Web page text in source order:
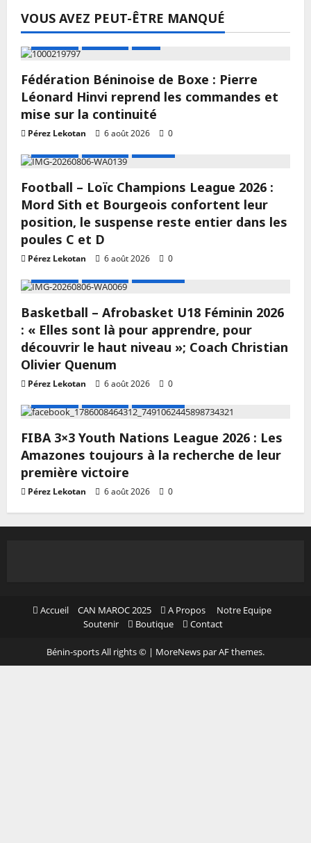
VOUS AVEZ PEUT-ÊTRE MANQUÉ
Fédération Béninoise de Boxe : Pierre
Léonard Hinvi reprend les commandes et
mise sur la continuité
Pérez Lekotan 6 août 2026
0
Football – Loïc Champions League 2026 :
Mord Sith et Bourgeois confortent leur
position, le suspense reste entier dans les
poules C et D
Pérez Lekotan 6 août 2026
0
Basketball – Afrobasket U18 Féminin 2026
: « Elles sont là pour apprendre, pour
découvrir le haut niveau »; Coach Christian
Olivier Quenum
Pérez Lekotan 6 août 2026
0
FIBA 3×3 Youth Nations League 2026 : Les
Amazones toujours à la recherche de leur
première victoire
Pérez Lekotan 6 août 2026 0
Accueil CAN MAROC 2025 A Propos
Notre Equipe
Soutenir
Boutique Contact
Bénin-sports All rights © | MoreNews par AF themes.